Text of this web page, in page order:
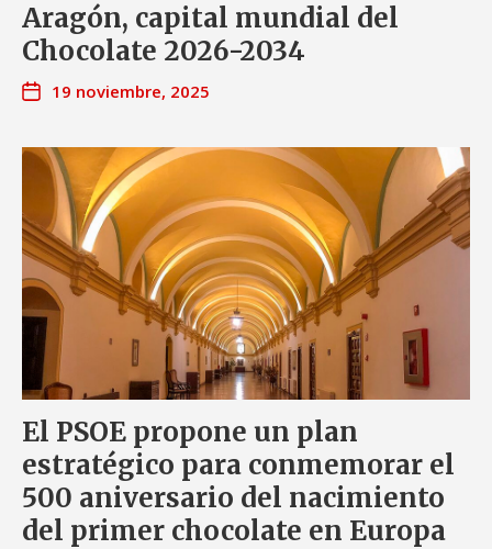
Aragón, capital mundial del
Chocolate 2026-2034
19 noviembre, 2025
El PSOE propone un plan
estratégico para conmemorar el
500 aniversario del nacimiento
del primer chocolate en Europa